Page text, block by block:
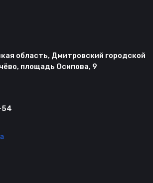
область, Дмитровский городской
площадь Осипова, 9
54